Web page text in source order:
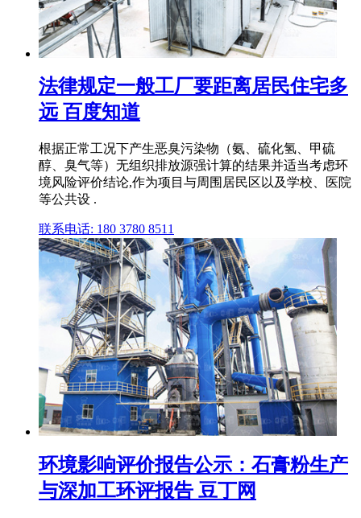
法律规定一般工厂要距离居民住宅多
远 百度知道
根据正常工况下产生恶臭污染物（氨、硫化氢、甲硫
醇、臭气等）无组织排放源强计算的结果并适当考虑环
境风险评价结论,作为项目与周围居民区以及学校、医院
等公共设 .
联系电话: 180 3780 8511
环境影响评价报告公示：石膏粉生产
与深加工环评报告 豆丁网